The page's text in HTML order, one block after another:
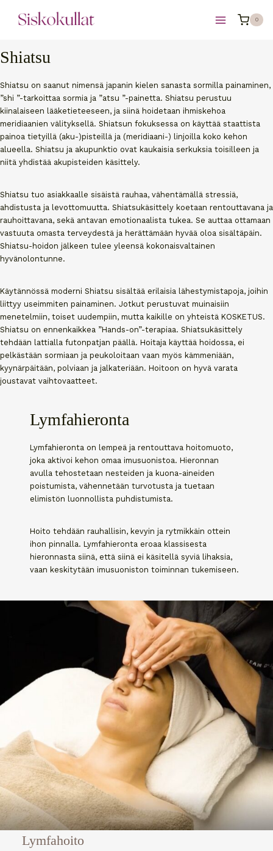
sisältöön
0
Shiatsu
Shiatsu on saanut nimensä japanin kielen sanasta sormilla painaminen,
”shi ”-tarkoittaa sormia ja ”atsu ”-painetta. Shiatsu perustuu
kiinalaiseen lääketieteeseen, ja siinä hoidetaan ihmiskehoa
meridiaanien välityksellä. Shiatsun fokuksessa on käyttää staattista
painoa tietyillä (aku-)pisteillä ja (meridiaani-) linjoilla koko kehon
alueella. Shiatsu ja akupunktio ovat kaukaisia serkuksia toisilleen ja
niitä yhdistää akupisteiden käsittely.
Shiatsu tuo asiakkaalle sisäistä rauhaa, vähentämällä stressiä,
ahdistusta ja levottomuutta. Shiatsukäsittely koetaan rentouttavana ja
rauhoittavana, sekä antavan emotionaalista tukea. Se auttaa ottamaan
vastuuta omasta terveydestä ja herättämään hyvää oloa sisältäpäin.
Shiatsu-hoidon jälkeen tulee yleensä kokonaisvaltainen
hyvänolontunne.
Käytännössä moderni Shiatsu sisältää erilaisia lähestymistapoja, joihin
liittyy useimmiten painaminen. Jotkut perustuvat muinaisiin
menetelmiin, toiset uudempiin, mutta kaikille on yhteistä KOSKETUS.
Shiatsu on ennenkaikkea ”Hands-on”-terapiaa. Shiatsukäsittely
tehdään lattialla futonpatjan päällä. Hoitaja käyttää hoidossa, ei
pelkästään sormiaan ja peukoloitaan vaan myös kämmeniään,
kyynärpäitään, polviaan ja jalkateriään. Hoitoon on hyvä varata
joustavat vaihtovaatteet.
Lymfahieronta
Lymfahieronta on lempeä ja rentouttava hoitomuoto,
joka aktivoi kehon omaa imusuonistoa. Hieronnan
avulla tehostetaan nesteiden ja kuona-aineiden
poistumista, vähennetään turvotusta ja tuetaan
elimistön luonnollista puhdistumista.
Hoito tehdään rauhallisin, kevyin ja rytmikkäin ottein
ihon pinnalla. Lymfahieronta eroaa klassisesta
hieronnasta siinä, että siinä ei käsitellä syviä lihaksia,
vaan keskitytään imusuoniston toiminnan tukemiseen.
Lymfahoito